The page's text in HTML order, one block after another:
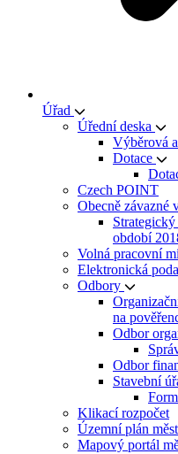
Úřad
Úřední deska
Výběrová
Dotace
Czech POINT
Obecně závazné
období
Volná pracovní
Elektronická
Odbory
na
Odbor
Odbor
Stavební
Klikací rozpočet
Územní plán
Mapový portál